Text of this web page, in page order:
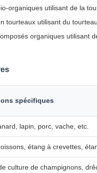
organiques utilisant de la
tourteaux utilisant du
organiques utilisant
spécifiques
lapin, porc, vache, etc.
étang à crevettes,
culture de champignons,